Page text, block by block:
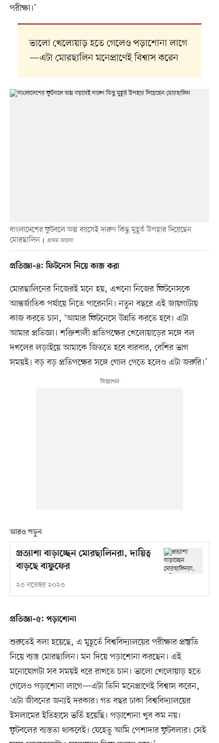
পরীক্ষা।’
ভালো খেলোয়াড় হতে গেলেও পড়াশোনা লাগে
—এটা মোরছালিন মনেপ্রাণেই বিশ্বাস করেন
বাংলাদেশের ফুটবলে অল্প বয়সেই দারুণ কিছু মুহূর্ত উপহার দিয়েছেন
মোরছালিন
প্রথম আলো
প্রতিজ্ঞা–৪: ফিটনেস নিয়ে কাজ করা
মোরছালিনের নিজেরই মনে হয়, এখনো নিজের ফিটনেসকে
আন্তর্জাতিক পর্যায়ে নিতে পারেননি। নতুন বছরে এই জায়গাটায়
কাজ করতে চান, ‘আমার ফিটনেসে উন্নতি করতে হবে। এটা
আমার প্রতিজ্ঞা। শক্তিশালী প্রতিপক্ষের খেলোয়াড়ের সঙ্গে বল
দখলের লড়াইয়ে আমাকে জিততে হবে বারবার, বেশির ভাগ
সময়ই। বড় বড় প্রতিপক্ষের সঙ্গে গোল পেতে হলেও এটা জরুরি।’
আরও পড়ুন
প্রত্যাশা বাড়াচ্ছেন মোরছালিনরা, দায়িত্ব
বাড়ছে বাফুফের
২৩ নভেম্বর ২০২৩
প্রতিজ্ঞা–৫: পড়াশোনা
শুরুতেই বলা হয়েছে, এ মুহূর্তে বিশ্ববিদ্যালয়ের পরীক্ষার প্রস্তুতি
নিয়ে ব্যস্ত মোরছালিন। মন দিয়ে পড়াশোনা করছেন। এই
মনোযোগটা সব সময়ই ধরে রাখতে চান। ভালো খেলোয়াড় হতে
গেলেও পড়াশোনা লাগে—এটা তিনি মনেপ্রাণেই বিশ্বাস করেন,
‘এটা জীবনের জন্যই দরকার। গত বছর ঢাকা বিশ্ববিদ্যালয়ের
ইসলামের ইতিহাসে ভর্তি হয়েছি। পড়াশোনা খুব কম নয়।
ফুটবলের ব্যস্ততা থাকবেই। যেহেতু আমি পেশাদার ফুটবলার। সেই